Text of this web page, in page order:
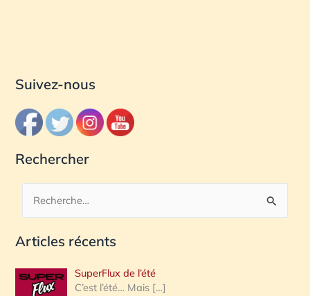
Suivez-nous
Rechercher
c
e
Articles récents
SuperFlux de l’été
C’est l’été… Mais […]